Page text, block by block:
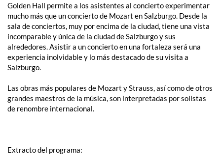
Golden Hall permite a los asistentes al concierto experimentar
mucho más que un concierto de Mozart en Salzburgo. Desde la
sala de conciertos, muy por encima de la ciudad, tiene una vista
incomparable y única de la ciudad de Salzburgo y sus
alrededores. Asistir a un concierto en una fortaleza será una
experiencia inolvidable y lo más destacado de su visita a
Salzburgo.
Las obras más populares de Mozart y Strauss, así como de otros
grandes maestros de la música, son interpretadas por solistas
de renombre internacional.
Extracto del programa: